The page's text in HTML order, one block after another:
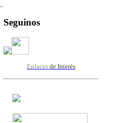
Seguinos
Enlaces de Interés